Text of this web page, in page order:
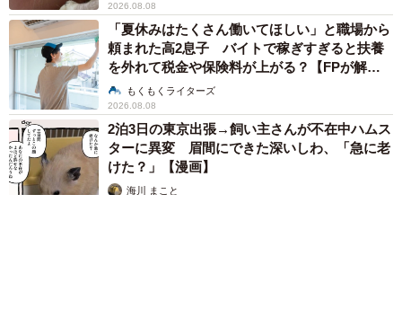
2026.08.08
「夏休みはたくさん働いてほしい」と職場から
頼まれた高2息子 バイトで稼ぎすぎると扶養
を外れて税金や保険料が上がる？【FPが解
説】もくもくライターズ
2026.08.08
2泊3日の東京出張→飼い主さんが不在中ハムス
ターに異変 眉間にできた深いしわ、「急に老
けた？」【漫画】
海川 まこと